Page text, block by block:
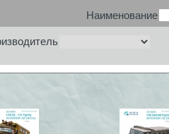
Наименование